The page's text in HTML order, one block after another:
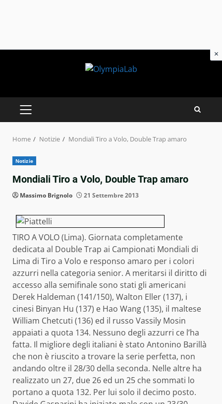
PRIMARY
MENU
Home Notizie Mondiali Tiro a Volo, Double Trap amaro
Notizie
Mondiali Tiro a Volo, Double Trap amaro
Massimo Brignolo 21 Settembre 2013
TIRO A VOLO (Lima). Giornata completamente
dedicata al Double Trap ai Campionati Mondiali di
Lima di Tiro a Volo e responso amaro per i colori
azzurri nella categoria senior. A meritarsi il diritto di
accesso alla semifinale sono stati gli americani
Derek Haldeman (141/150), Walton Eller (137), i
cinesi Binyan Hu (137) e Hao Wang (135), il maltese
William Chetcuti (136) ed il russo Vassily Mosin
appaiati a quota 134. Nessuno degli azzurri ce l’ha
fatta. Il migliore degli italiani è stato Antonino Barillà
che non è riuscito a trovare la serie perfetta, non
andando oltre il 28/30 della seconda. Nelle altre ha
realizzato un 27, due 26 ed un 25 che sommati lo
portano a quota 132. Per lui solo il decimo posto.
×